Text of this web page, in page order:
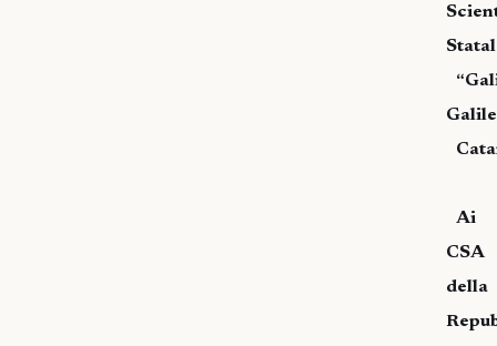
Ai
CSA
della